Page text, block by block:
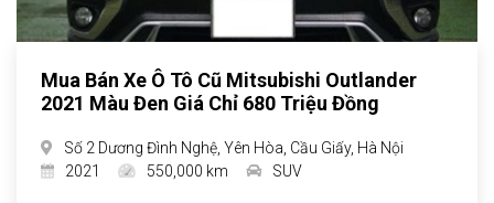
Mua Bán Xe Ô Tô Cũ Mitsubishi Outlander
2021 Màu Đen Giá Chỉ 680 Triệu Đồng
Số 2 Dương Đình Nghệ, Yên Hòa, Cầu Giấy, Hà Nội
2021
550,000 km SUV